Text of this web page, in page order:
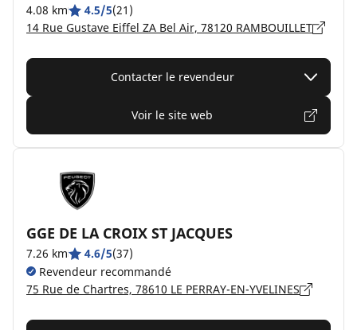
4.08 km 4.5/5(21)
14 Rue Gustave Eiffel ZA Bel Air, 78120 RAMBOUILLET
Contacter le revendeur
Voir le site web
GGE DE LA CROIX ST JACQUES
7.26 km 4.6/5(37)
Revendeur recommandé
75 Rue de Chartres, 78610 LE PERRAY-EN-YVELINES